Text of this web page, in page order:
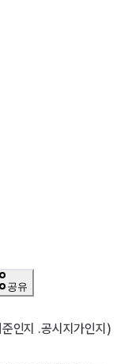
공유
인지 .공시지가인지)